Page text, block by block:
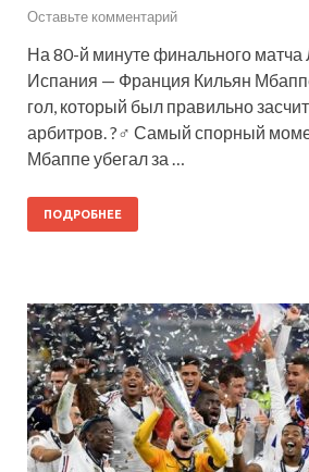
Оставьте комментарий
На 80-й минуте финального
Испания — Франция Кильян
гол, который был правильно
арбитров. ?‍♂️ Самый спорный
Мбаппе убегал за …
ПОДРОБНЕЕ